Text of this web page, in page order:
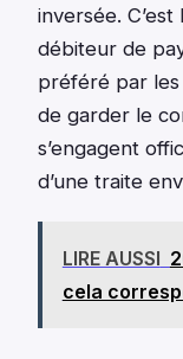
inversée.
débiteur de
préféré par
de garder le
s’engagent
d’une traite
LIRE AUSSI
cela